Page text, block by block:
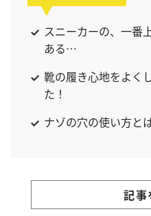
スニーカーの、一番
ある…
靴の履き心地をよく
た！
ナゾの穴の使い方と
記事